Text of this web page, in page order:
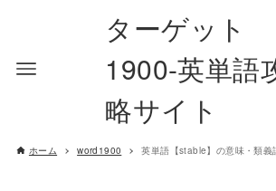
ターゲット
1900-英単語
略サイト
ホーム word1900 英単語【stable】の意味・類